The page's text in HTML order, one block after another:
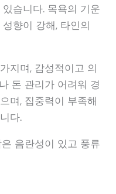
습니다. 목욕의 기운
향이 강해, 타인의
지며, 감성적이고 의
돈 관리가 어려워 경
며, 집중력이 부족해
다.
음란성이 있고 풍류